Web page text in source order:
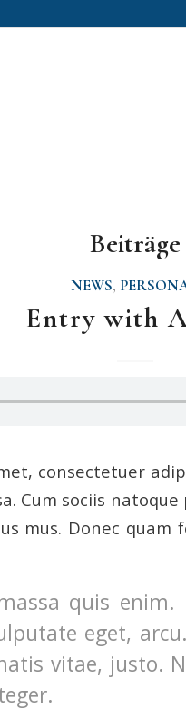
Beiträge
NEWS,
Entry with
consectetuer
Cum sociis
mus. Donec quam
quis
eget,
vitae, justo.